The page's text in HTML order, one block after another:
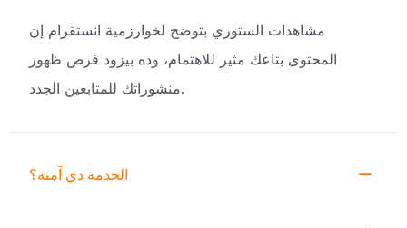
مشاهدات الستوري بتوضح لخوارزمية انستقرام إن
المحتوى بتاعك مثير للاهتمام، وده بيزود فرص ظهور
منشوراتك للمتابعين الجدد.
الخدمة دي آمنة؟